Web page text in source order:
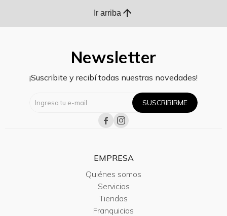
Ir arriba arrow_upward
Newsletter
¡Suscribite y recibí todas nuestras novedades!
SUSCRIBIRME
 
EMPRESA
Quiénes somos
Servicios
Tiendas
Franquicias